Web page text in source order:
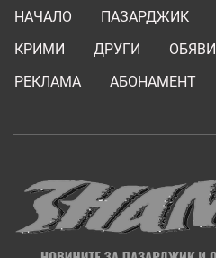
НАЧАЛО ПАЗАРДЖИК
КРИМИ
ДРУГИ ОБЯВИ
РЕКЛАМА
АБОНАМЕНТ